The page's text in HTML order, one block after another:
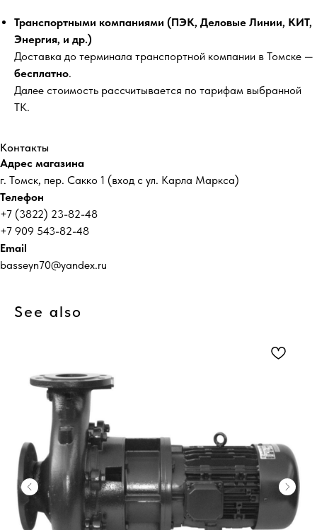
Транспортными компаниями (ПЭК, Деловые Линии, КИТ,
Энергия, и др.)
Доставка до терминала транспортной компании в Томске —
бесплатно.
Далее стоимость рассчитывается по тарифам выбранной
ТК.
Контакты
Адрес магазина
г. Томск, пер. Сакко 1 (вход с ул. Карла Маркса)
Телефон
+7 (3822) 23-82-48
+7 909 543-82-48
Email
basseyn70@yandex.ru
See also